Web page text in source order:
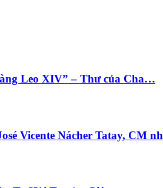
Leo XIV” – Thư của Cha…
Vicente Nácher Tatay, CM